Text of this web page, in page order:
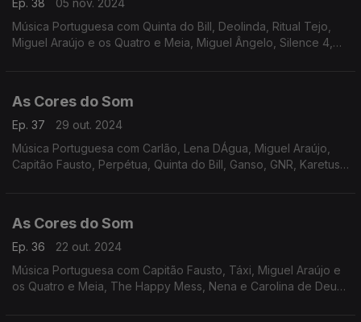
Ep. 38
05 nov. 2024
Música Portuguesa com Quinta do Bill, Deolinda, Ritual Tejo,
Miguel Araújo e os Quatro e Meia, Miguel Ângelo, Silence 4,
As Cores do Som
Ep. 37
29 out. 2024
Música Portuguesa com Carlão, Lena DÁgua, Miguel Araújo,
Capitão Fausto, Perpétua, Quinta do Bill, Ganso, GNR, Karetus
As Cores do Som
Ep. 36
22 out. 2024
Música Portuguesa com Capitão Fausto, Táxi, Miguel Araújo e
os Quatro e Meia, The Happy Mess, Nena e Carolina de Deus,